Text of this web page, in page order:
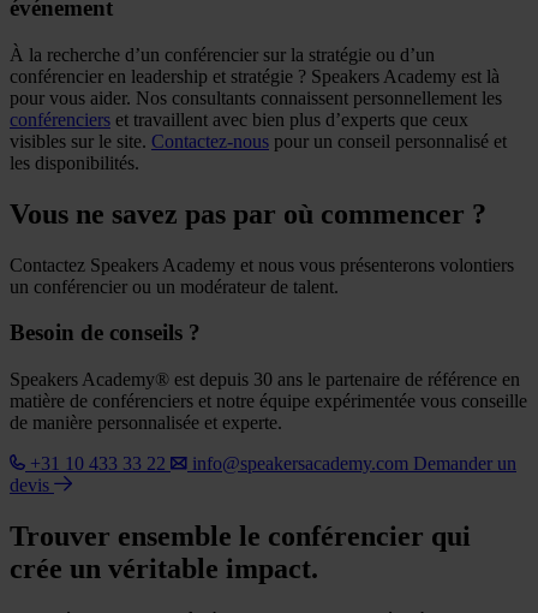
événement
À la recherche d’un conférencier sur la stratégie ou d’un
conférencier en leadership et stratégie ? Speakers Academy est là
pour vous aider. Nos consultants connaissent personnellement les
conférenciers et travaillent avec bien plus d’experts que ceux
visibles sur le site. Contactez-nous pour un conseil personnalisé et
les disponibilités.
Vous ne savez pas par où commencer ?
Contactez Speakers Academy et nous vous présenterons volontiers
un conférencier ou un modérateur de talent.
Besoin de conseils ?
Speakers Academy® est depuis 30 ans le partenaire de référence en
matière de conférenciers et notre équipe expérimentée vous conseille
de manière personnalisée et experte.
+31 10 433 33 22
info@speakersacademy.com Demander un
devis
Trouver ensemble le conférencier qui
crée un véritable impact.